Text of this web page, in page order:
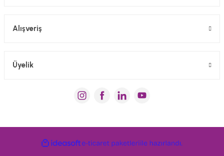
Alışveriş
Üyelik
ideasoft
e-
ile